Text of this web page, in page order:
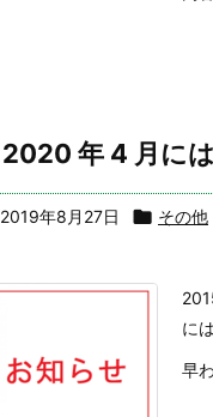
2020 年 4 月に
2019年8月27日  その他
に
早